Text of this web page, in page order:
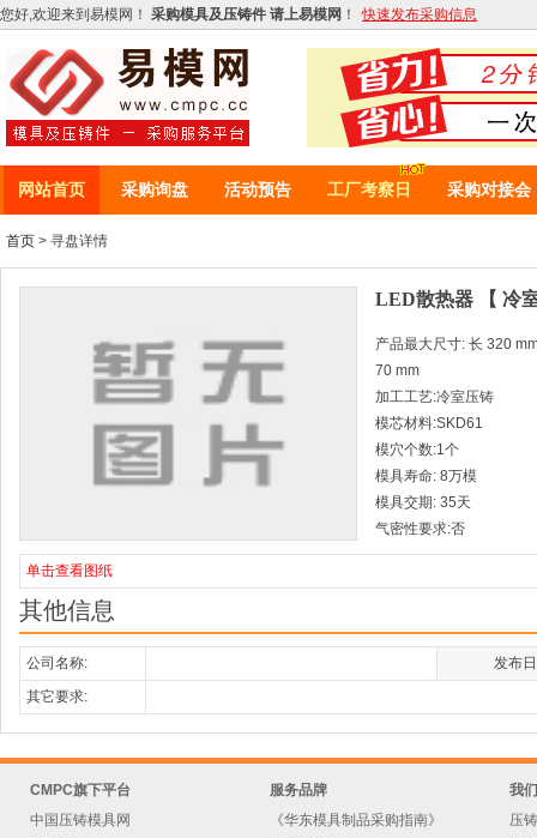
您好,欢迎来到易模网！ 采购模具及压铸件 请上易模网 ！ 快速发布采购信息
网站首页 采购询盘 活动预告 工厂考察日 采购对接会
首页 > 寻盘详情
LED散热器 【 冷
产品最大尺寸: 长 320
70 mm
加工工艺:冷室压铸
模芯材料:SKD61
模穴个数:1个
模具寿命: 8万模
模具交期: 35天
气密性要求:否
单击查看图纸
其他信息
公司名称:
发布
其它要求:
CMPC旗下平台
中国压铸模具网
服务品牌
《华东模具制品采购指南》
我
压